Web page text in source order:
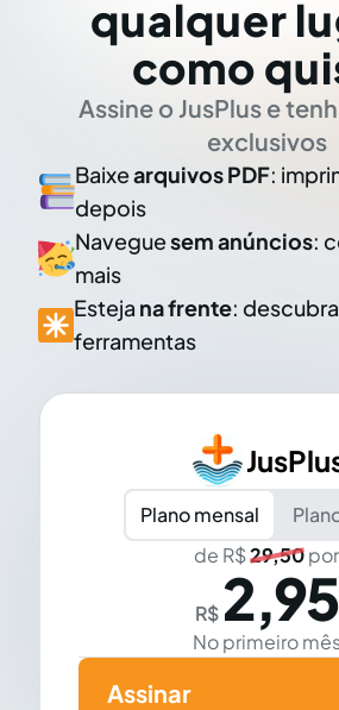
qualquer
como
Assine o JusPlus e
exclusivos
Baixearquivos PDF:
depois
Naveguesem anúncios:
mais
Esteja na frente:
ferramentas
Plano mensal
de R$29,50por
R$ 2,95
No primeiro
Assinar